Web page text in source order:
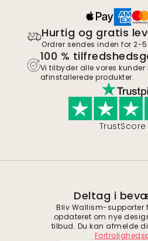
Hurtig og gratis
Ordrer sendes inden for 2-
100 %
Vi tilbyder alle vores
afinstallerede produkter.
TrustScore
Deltag i
Bliv Wallism-supporter
opdateret om nye
tilbud. Du kan afmelde